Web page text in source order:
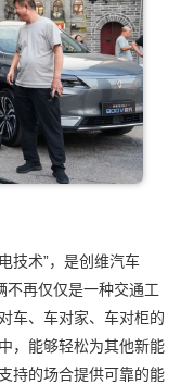
技术”，是创维汽车
不再仅仅是一种交通工
车、车对家、车对柜的
，能够轻松为其他新能
持的场合提供可靠的能